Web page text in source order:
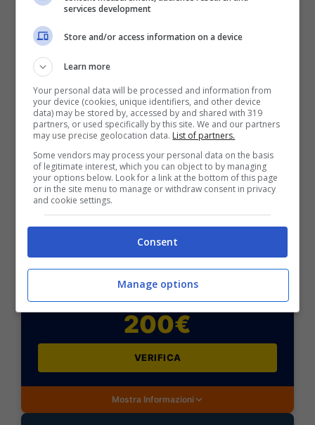
BRIGHTON (4-3-3):Verbruggen; Veltman, Van
Hecke, Dunk, Cuyper; Hinshelwood, Baleba,
Gross; Minteh, Welbeck, Kadioglu.
MANCHESTER UNITED (4-2-3-1):
Dalot, Maguire, Martinez, Shaw; Mainoo, Mount;
Amad, Fernandes, Cunha; Mbeumo.
POSSIBILE RISULTATO: 2-1
rimborso
Bonus 50€ senza deposito sport + fino a 50€ di
200€
VERIFICA
Mostra Informazioni
services development
Store and/or access information on a device
Learn more
Your personal data will be processed and information from
your device (cookies, unique identifiers, and other device
data) may be stored by, accessed by and shared with 319
partners, or used specifically by this site. We and our partners
may use precise geolocation data. List of partners.
Some vendors may process your personal data on the basis
of legitimate interest, which you can object to by managing
your options below. Look for a link at the bottom of this page
or in the site menu to manage or withdraw consent in privacy
and cookie settings.
Consent
Manage options